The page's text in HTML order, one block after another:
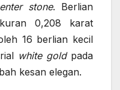
stone. Berlian
0,208 karat
16 berlian kecil
white gold pada
kesan elegan.